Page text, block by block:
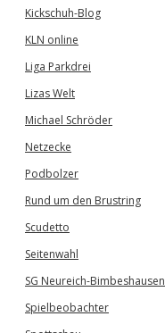
Kickschuh-Blog
KLN online
Liga Parkdrei
Lizas Welt
Michael Schröder
Netzecke
Podbolzer
Rund um den Brustring
Scudetto
Seitenwahl
SG Neureich-Bimbeshausen
Spielbeobachter